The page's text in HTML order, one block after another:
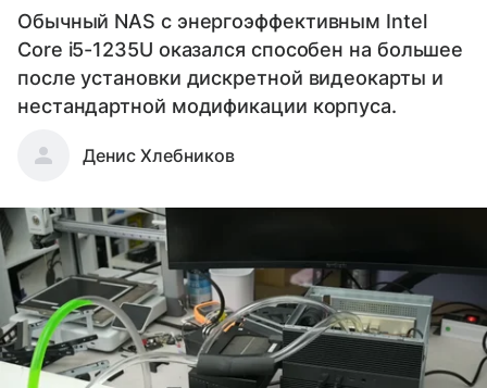
Обычный NAS с энергоэффективным Intel
Core i5-1235U оказался способен на большее
после установки дискретной видеокарты и
нестандартной модификации корпуса.
Денис Хлебников